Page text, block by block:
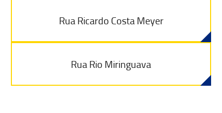
Rua Ricardo Costa Meyer
Rua Rio Miringuava